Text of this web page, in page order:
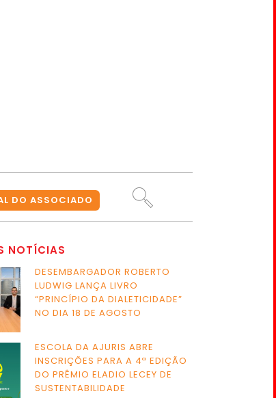
DO ASSOCIADO
NOTÍCIAS
DESEMBARGADOR ROBERTO
LUDWIG LANÇA LIVRO
“PRINCÍPIO DA DIALETICIDADE”
NO DIA 18 DE AGOSTO
ESCOLA DA AJURIS ABRE
INSCRIÇÕES PARA A 4ª EDIÇÃO
DO PRÊMIO ELADIO LECEY DE
SUSTENTABILIDADE